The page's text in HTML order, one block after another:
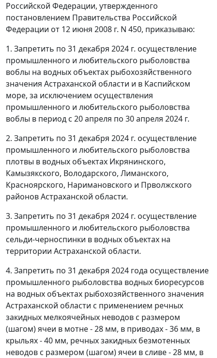
Российской Федерации, утвержденного
постановлением Правительства Российской
Федерации от 12 июня 2008 г. N 450, приказываю:
1. Запретить по 31 декабря 2024 г. осуществление
промышленного и любительского рыболовства
воблы на водных объектах рыбохозяйственного
значения Астраханской области и в Каспийском
море, за исключением осуществления
промышленного и любительского рыболовства
воблы в период с 20 апреля по 30 апреля 2024 г.
2. Запретить по 31 декабря 2024 г. осуществление
промышленного и любительского рыболовства
плотвы в водных объектах Икрянинского,
Камызякского, Володарского, Лиманского,
Красноярского, Наримановского и Прволжского
районов Астраханской области.
3. Запретить по 31 декабря 2024 г. осуществление
промышленного и любительского рыболовства
сельди-черноспинки в водных объектах на
территории Астраханской области.
4. Запретить по 31 декабря 2024 года осуществление
промышленного рыболовства водных биоресурсов
на водных объектах рыбохозяйственного значения
Астраханской области с применением речных
закидных мелкоячейных неводов с размером
(шагом) ячеи в мотне - 28 мм, в приводах - 36 мм, в
крыльях - 40 мм, речных закидных безмотенных
неводов с размером (шагом) ячеи в сливе - 28 мм, в